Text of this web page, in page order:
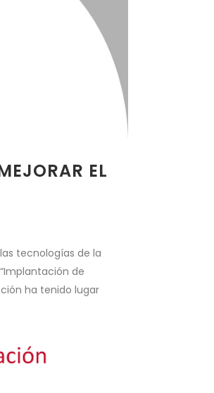
EL
tecnologías de la
de
ha tenido lugar